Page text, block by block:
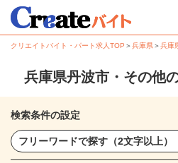
クリエイトバイト・パート求人TOP ＞兵庫県＞兵庫
兵庫県丹波市・その他
検索条件の設定